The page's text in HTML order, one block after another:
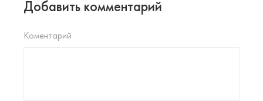
Добавить комментарий
Коментарий